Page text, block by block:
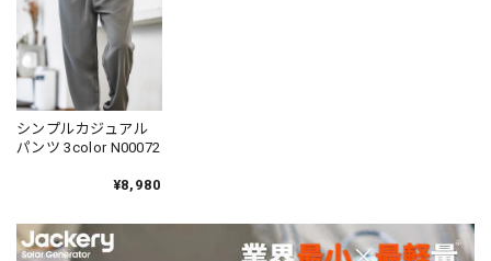
シンプルカジュアル
パンツ 3color N00072
¥8,980